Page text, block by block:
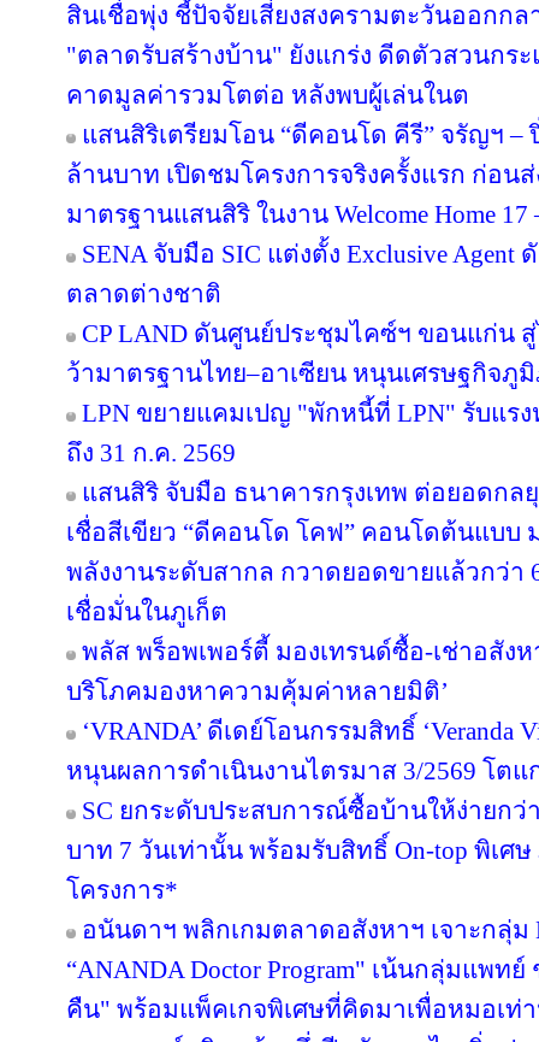
สินเชื่อพุ่ง ชี้ปัจจัยเสี่ยงสงครามตะวันออกก
"ตลาดรับสร้างบ้าน" ยังแกร่ง ดีดตัวสวนกร
คาดมูลค่ารวมโตต่อ หลังพบผู้เล่นในต
แสนสิริเตรียมโอน “ดีคอนโด คีรี” จรัญฯ –
ล้านบาท เปิดชมโครงการจริงครั้งแรก ก่อ
มาตรฐานแสนสิริ ในงาน Welcome Home 17
SENA จับมือ SIC แต่งตั้ง Exclusive Agent
ตลาดต่างชาติ
CP LAND ดันศูนย์ประชุมไคซ์ฯ ขอนแก่น
ว้ามาตรฐานไทย–อาเซียน หนุนเศรษฐกิจภู
LPN ขยายแคมเปญ "พักหนี้ที่ LPN" รับแร
ถึง 31 ก.ค. 2569
แสนสิริ จับมือ ธนาคารกรุงเทพ ต่อยอดก
เชื่อสีเขียว “ดีคอนโด โคฟ” คอนโดต้นแบบ
พลังงานระดับสากล กวาดยอดขายแล้วกว่า
เชื่อมั่นในภูเก็ต
พลัส พร็อพเพอร์ตี้ มองเทรนด์ซื้อ-เช่าอสัง
บริโภคมองหาความคุ้มค่าหลายมิติ’
‘VRANDA’ ดีเดย์โอนกรรมสิทธิ์ ‘Veranda
หนุนผลการดำเนินงานไตรมาส 3/2569 โตแ
SC ยกระดับประสบการณ์ซื้อบ้านให้ง่ายกว่
บาท 7 วันเท่านั้น พร้อมรับสิทธิ์ On-top พิเศษ
โครงการ*
อนันดาฯ พลิกเกมตลาดอสังหาฯ เจาะกลุ่ม
“ANANDA Doctor Program" เน้นกลุ่มแพท
คืน" พร้อมแพ็คเกจพิเศษที่คิดมาเพื่อหมอเท่